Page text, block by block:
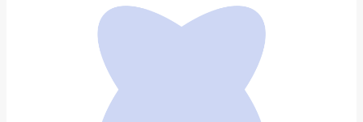
Labubu The Monsters Lazy Yoga Series